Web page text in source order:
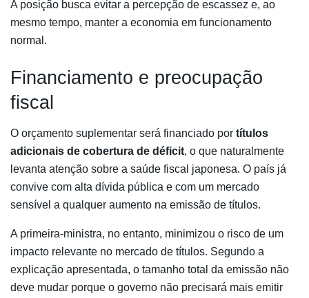
A posição busca evitar a percepção de escassez e, ao
mesmo tempo, manter a economia em funcionamento
normal.
Financiamento e preocupação
fiscal
O orçamento suplementar será financiado por títulos
adicionais de cobertura de déficit, o que naturalmente
levanta atenção sobre a saúde fiscal japonesa. O país já
convive com alta dívida pública e com um mercado
sensível a qualquer aumento na emissão de títulos.
A primeira-ministra, no entanto, minimizou o risco de um
impacto relevante no mercado de títulos. Segundo a
explicação apresentada, o tamanho total da emissão não
deve mudar porque o governo não precisará mais emitir